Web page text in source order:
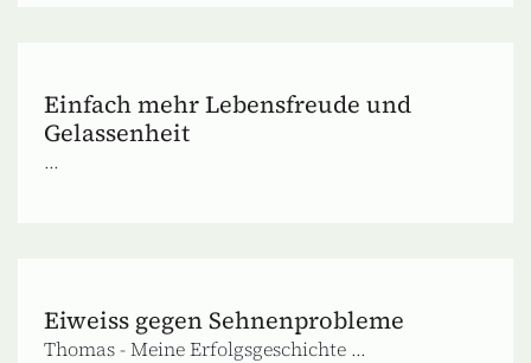
Einfach mehr Lebensfreude und
Gelassenheit
...
Eiweiss gegen Sehnenprobleme
Thomas - Meine Erfolgsgeschichte ...